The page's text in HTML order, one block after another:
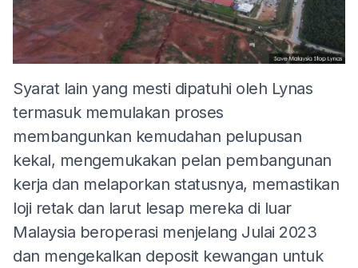
Syarat lain yang mesti dipatuhi oleh Lynas
termasuk memulakan proses
membangunkan kemudahan pelupusan
kekal, mengemukakan pelan pembangunan
kerja dan melaporkan statusnya, memastikan
loji retak dan larut lesap mereka di luar
Malaysia beroperasi menjelang Julai 2023
dan mengekalkan deposit kewangan untuk